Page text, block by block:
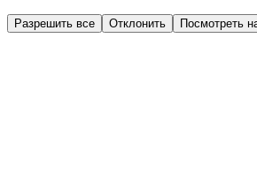
Разрешить все Отклонить Посмотреть